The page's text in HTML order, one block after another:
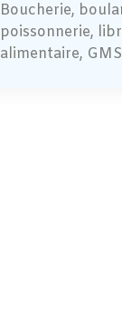
Boucherie,
poissonnerie,
alimentaire,